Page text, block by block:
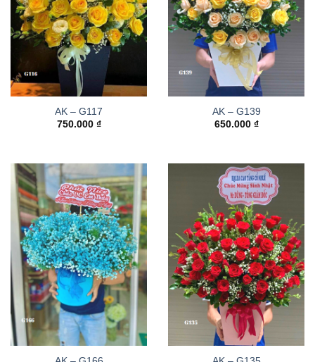
AK – G117
750.000 ₫
AK – G139
650.000 ₫